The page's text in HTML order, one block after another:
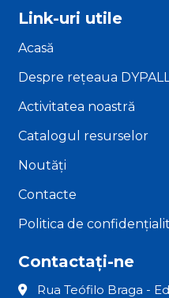
Link-uri utile
Acasă
Despre rețeaua DYPALL
Activitatea noastră
Catalogul resurselor
Noutăți
Contacte
Politica de
Contactați-ne
Rua Teófilo Braga -